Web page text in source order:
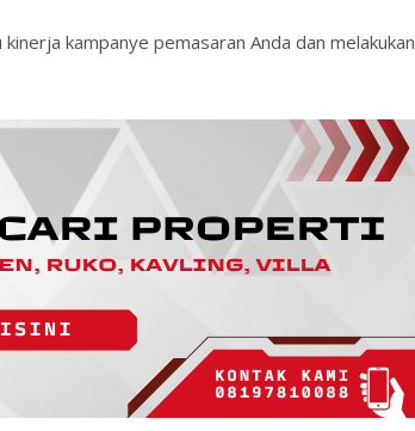
kampanye pemasaran Anda dan melakukan